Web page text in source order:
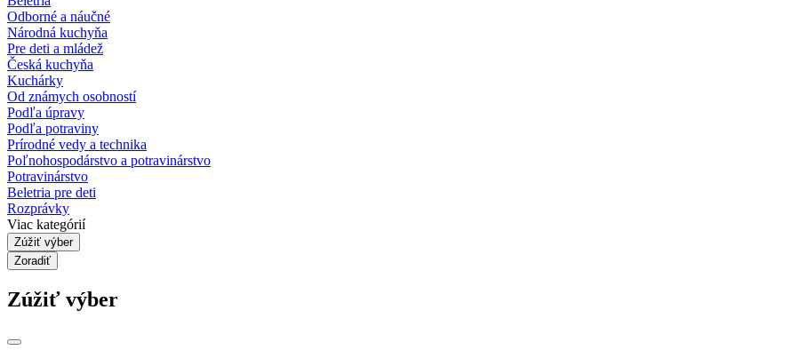
Odborné a náučné
Národná kuchyňa
Pre deti a mládež
Česká kuchyňa
Kuchárky
Od známych osobností
Podľa úpravy
Podľa potraviny
Prírodné vedy a technika
Poľnohospodárstvo a potravinárstvo
Potravinárstvo
Beletria pre deti
Rozprávky
Viac kategórií
Zúžiť výber
Zoradiť
Zúžiť výber